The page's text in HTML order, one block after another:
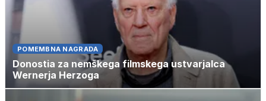
POMEMBNA NAGRADA
Donostia za nemškega filmskega ustvarjalca
Wernerja Herzoga